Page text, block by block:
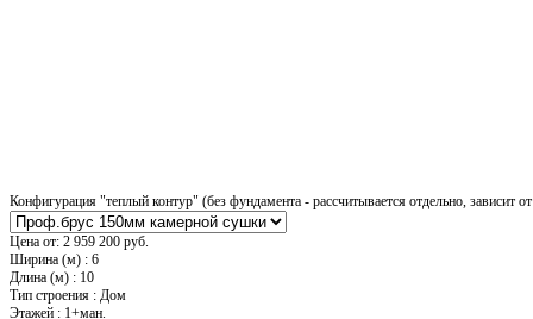
Конфигурация "теплый контур" (без фундамента - рассчитывается отдельно, зависит
Цена от: 2 959 200 руб.
Ширина (м) : 6
Длина (м) : 10
Тип строения : Дом
Этажей : 1+ман.